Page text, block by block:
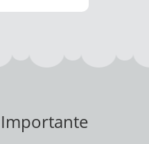
Importante